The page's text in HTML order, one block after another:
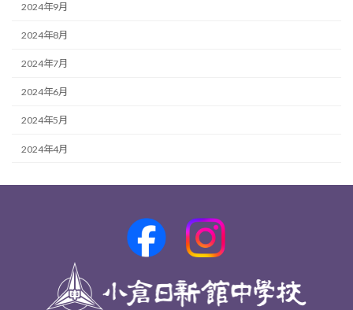
2024年9月
2024年8月
2024年7月
2024年6月
2024年5月
2024年4月